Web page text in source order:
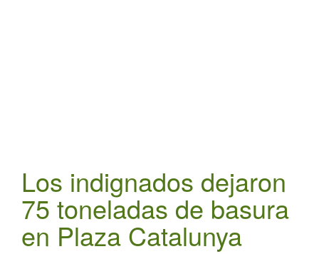
Los indignados dejaron
75 toneladas de basura
en Plaza Catalunya